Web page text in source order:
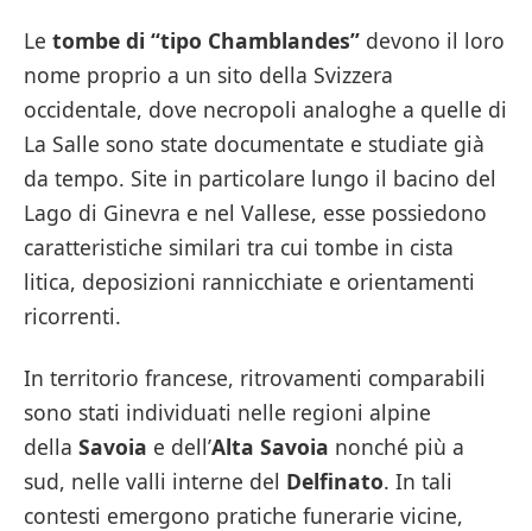
Le tombe di “tipo Chamblandes” devono il loro
nome proprio a un sito della Svizzera
occidentale, dove necropoli analoghe a quelle di
La Salle sono state documentate e studiate già
da tempo. Site in particolare lungo il bacino del
Lago di Ginevra e nel Vallese, esse possiedono
caratteristiche similari tra cui tombe in cista
litica, deposizioni rannicchiate e orientamenti
ricorrenti.
In territorio francese, ritrovamenti comparabili
sono stati individuati nelle regioni alpine
della Savoia e dell’Alta Savoia nonché più a
sud, nelle valli interne del Delfinato. In tali
contesti emergono pratiche funerarie vicine,